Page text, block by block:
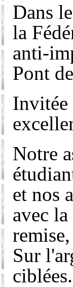
Dans
la
anti-
Pont
Invitée
Notre
et nos
avec
Sur